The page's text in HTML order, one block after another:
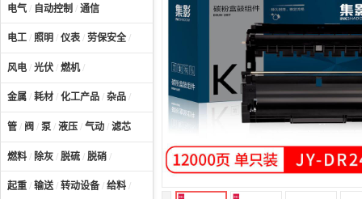
电气 / 自动控制 / 通信
电工 / 照明 / 仪表 / 劳保安全 /
风电 / 光伏 / 燃机/
金属 / 耗材 / 化工产品 / 杂品 /
管 / 阀 / 泵 / 液压 / 气动 / 滤芯
燃料 / 除灰 / 脱硫 / 脱硝 /
起重 / 输送/ 转动设备 / 给料 /